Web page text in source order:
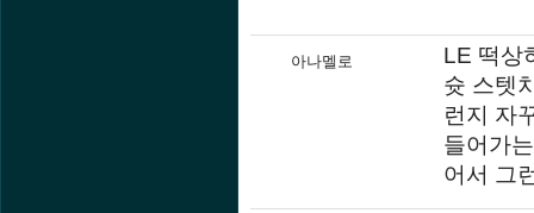
아나멜로
LE 떡상
슛 스텟
런지 자
들어가
어서 그